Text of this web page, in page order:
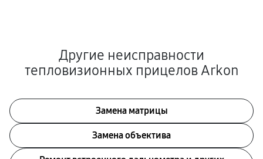
Другие неисправности
тепловизионных прицелов Arkon
Замена матрицы
Замена объектива